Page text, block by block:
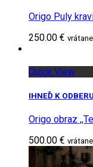
Origo Puly
250.00 €
Quick View
IHNEĎ K
Origo obraz
500.00 €